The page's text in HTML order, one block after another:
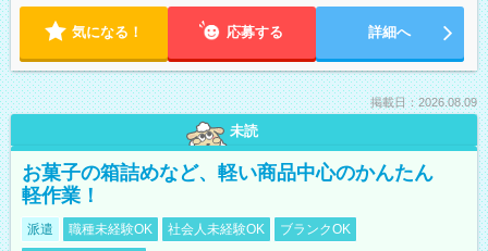
気になる！ 応募する 詳細へ
掲載日：2026.08.09
未読
お菓子の箱詰めなど、軽い商品中心のかんたん
軽作業！
派遣 職種未経験OK 社会人未経験OK
ブランクOK